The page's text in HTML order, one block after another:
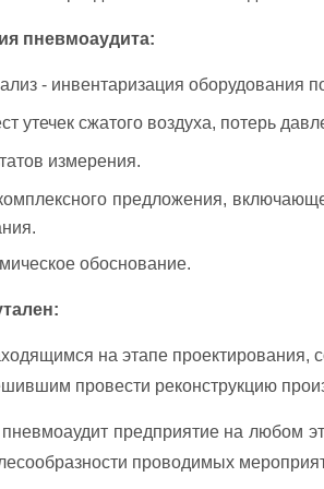
пнев­мо­а­уди­та:
- ин­вен­та­ри­за­ция обо­ру­до­ва­ния
уте­чек сжа­то­го воз­ду­ха, по­терь
из­ме­ре­ния.
пред­ло­же­ния,
обос­но­ва­ние.
на эта­пе про­ек­ти­ро­ва­ния,
про­вес­ти ре­конс­трук­цию
пнев­мо­а­удит пред­при­ятие на лю­бом
про­во­ди­мых